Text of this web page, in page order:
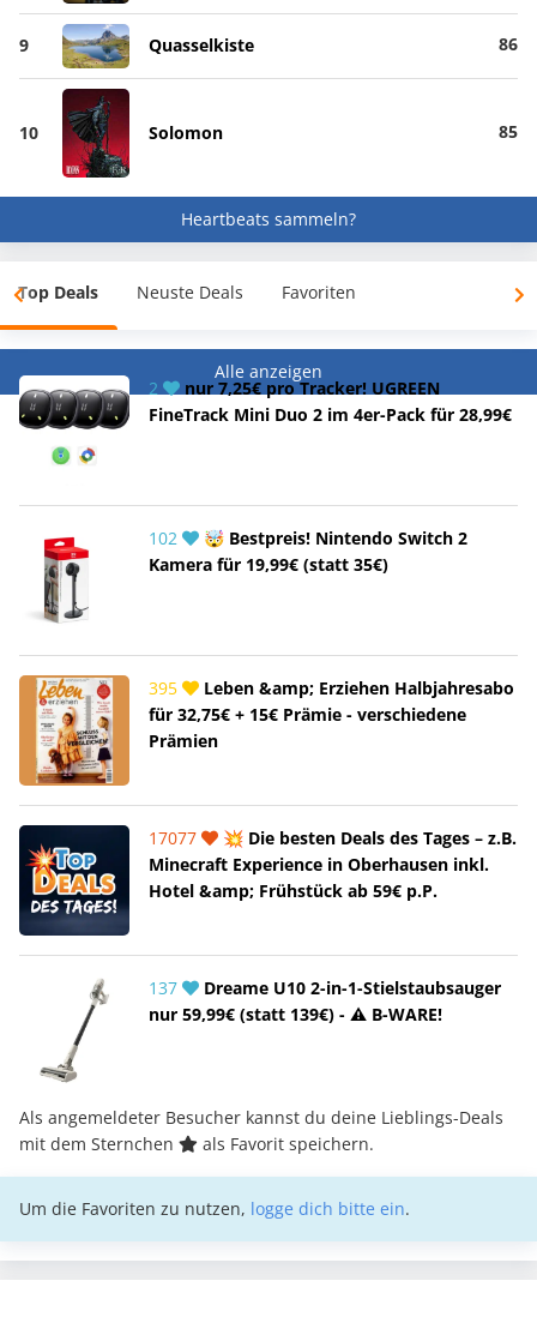
9 Quasselkiste 86
10 Solomon 85
Heartbeats sammeln?
Top Deals Neuste Deals Favoriten
Alle anzeigen
2
nur 7,25€ pro Tracker! UGREEN
FineTrack Mini Duo 2 im 4er-Pack für 28,99€
102
🤯 Bestpreis! Nintendo Switch 2
Kamera für 19,99€ (statt 35€)
395
Leben &amp; Erziehen Halbjahresabo
für 32,75€ + 15€ Prämie - verschiedene
Prämien
17077
💥 Die besten Deals des Tages – z.B.
Minecraft Experience in Oberhausen inkl.
Hotel &amp; Frühstück ab 59€ p.P.
137
Dreame U10 2-in-1-Stielstaubsauger
nur 59,99€ (statt 139€) - ⚠️ B-WARE!
Als angemeldeter Besucher kannst du deine Lieblings-Deals
mit dem Sternchen
als Favorit speichern.
Um die Favoriten zu nutzen, logge dich bitte ein.